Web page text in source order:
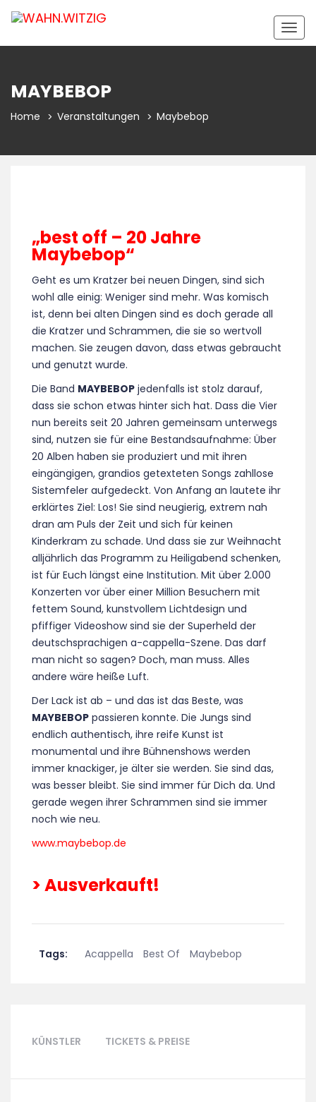
MAYBEBOP
Home Veranstaltungen Maybebop
„best off – 20 Jahre
Maybebop“
Geht es um Kratzer bei neuen Dingen, sind sich
wohl alle einig: Weniger sind mehr. Was komisch
ist, denn bei alten Dingen sind es doch gerade all
die Kratzer und Schrammen, die sie so wertvoll
machen. Sie zeugen davon, dass etwas gebraucht
und genutzt wurde.
Die Band MAYBEBOP jedenfalls ist stolz darauf,
dass sie schon etwas hinter sich hat. Dass die Vier
nun bereits seit 20 Jahren gemeinsam unterwegs
sind, nutzen sie für eine Bestandsaufnahme: Über
20 Alben haben sie produziert und mit ihren
eingängigen, grandios getexteten Songs zahllose
Sistemfeler aufgedeckt. Von Anfang an lautete ihr
erklärtes Ziel: Los! Sie sind neugierig, extrem nah
dran am Puls der Zeit und sich für keinen
Kinderkram zu schade. Und dass sie zur Weihnacht
alljährlich das Programm zu Heiligabend schenken,
ist für Euch längst eine Institution. Mit über 2.000
Konzerten vor über einer Million Besuchern mit
fettem Sound, kunstvollem Lichtdesign und
pfiffiger Videoshow sind sie der Superheld der
deutschsprachigen a-cappella-Szene. Das darf
man nicht so sagen? Doch, man muss. Alles
andere wäre heiße Luft.
Der Lack ist ab – und das ist das Beste, was
MAYBEBOP passieren konnte. Die Jungs sind
endlich authentisch, ihre reife Kunst ist
monumental und ihre Bühnenshows werden
immer knackiger, je älter sie werden. Sie sind das,
was besser bleibt. Sie sind immer für Dich da. Und
gerade wegen ihrer Schrammen sind sie immer
noch wie neu.
www.maybebop.de
> Ausverkauft!
Tags: Acappella Best Of Maybebop
KÜNSTLER TICKETS & PREISE